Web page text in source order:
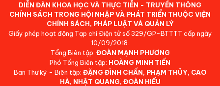
DIỄN ĐÀN KHOA HỌC VÀ THỰC TIỄN - TRUYỀN THÔNG
CHÍNH SÁCH TRONG HỘI NHẬP VÀ PHÁT TRIỂN THUỘC VIỆN
CHÍNH SÁCH, PHÁP LUẬT VÀ QUẢN LÝ
Giấy phép hoạt động Tạp chí Điện tử số 329/GP-BTTTT cấp ngày
10/09/2018.
Tổng Biên tập: ĐOÀN MẠNH PHƯƠNG
Phó Tổng Biên tập: HOÀNG MINH TIẾN
Ban Thư ký - Biên tập: ĐẶNG ĐÌNH CHẤN, PHẠM THỦY, CAO
HÀ, NHẬT QUANG, ĐOÀN HIẾU